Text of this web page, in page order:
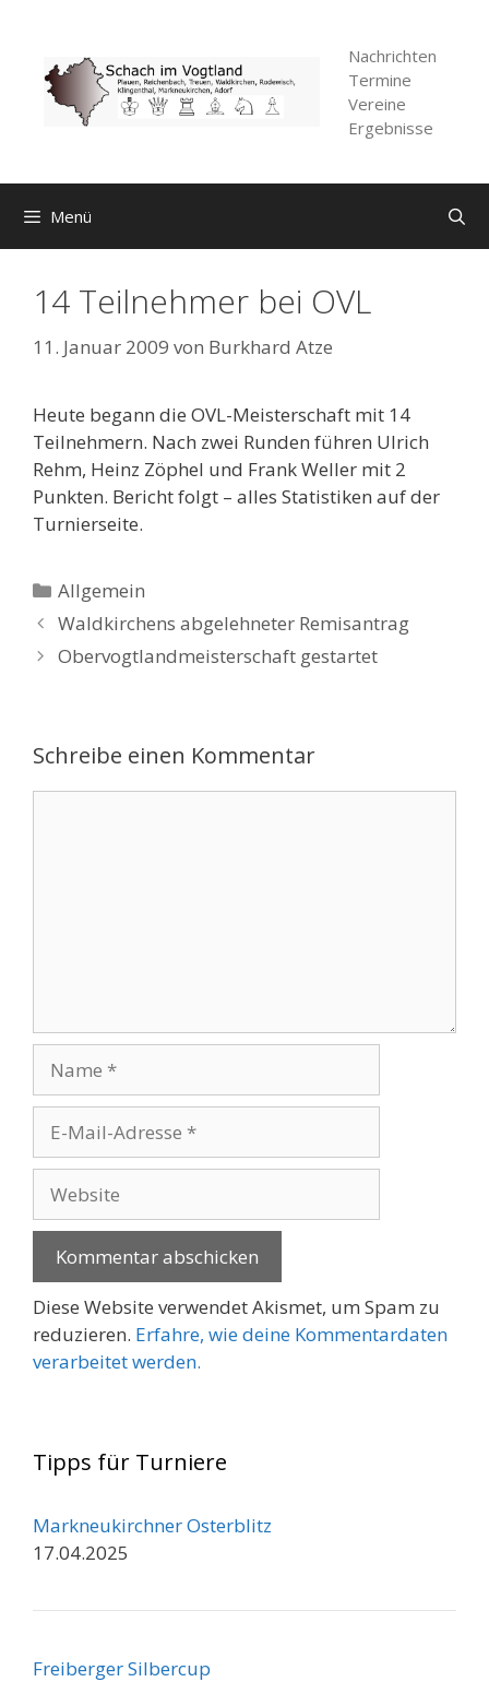
springen
Nachrichten
Termine
Vereine
Ergebnisse
Menü
14 Teilnehmer bei OVL
11. Januar 2009 von Burkhard Atze
Heute begann die OVL-Meisterschaft mit 14
Teilnehmern. Nach zwei Runden führen Ulrich
Rehm, Heinz Zöphel und Frank Weller mit 2
Punkten. Bericht folgt – alles Statistiken auf der
Turnierseite.
Kategorien
Allgemein
Waldkirchens abgelehneter Remisantrag
Obervogtlandmeisterschaft gestartet
Schreibe einen Kommentar
Mail-
Adresse
Diese Website verwendet Akismet, um Spam zu
reduzieren. Erfahre, wie deine Kommentardaten
verarbeitet werden.
Tipps für Turniere
Markneukirchner Osterblitz
17.04.2025
Freiberger Silbercup